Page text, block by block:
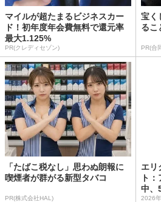
マイルが超たまるビジネスカー
ド！初年度年会費無料で還元率
最大1.125%
PR(クレディセゾン)
宝く
るこ
PR(合
「たばこ税なし」思わぬ朗報に
喫煙者が群がる新型タバコ
PR(株式会社HAL)
エリ
ト
中、
2026